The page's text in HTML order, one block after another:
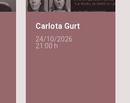
Carlota Gurt
24/10/2026
21:00 h